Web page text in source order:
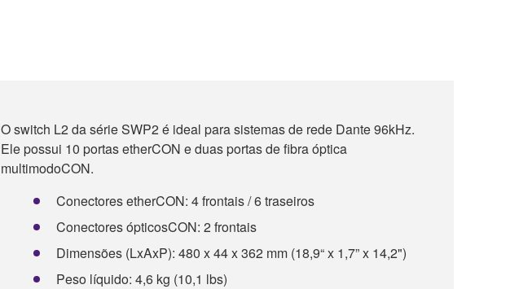
O switch L2 da série SWP2 é ideal para sistemas de rede Dante 96kHz.
Ele possui 10 portas etherCON e duas portas de fibra óptica
multimodoCON.
Conectores etherCON: 4 frontais / 6 traseiros
Conectores ópticosCON: 2 frontais
Dimensões (LxAxP): 480 x 44 x 362 mm (18,9“ x 1,7” x 14,2")
Peso líquido: 4,6 kg (10,1 lbs)